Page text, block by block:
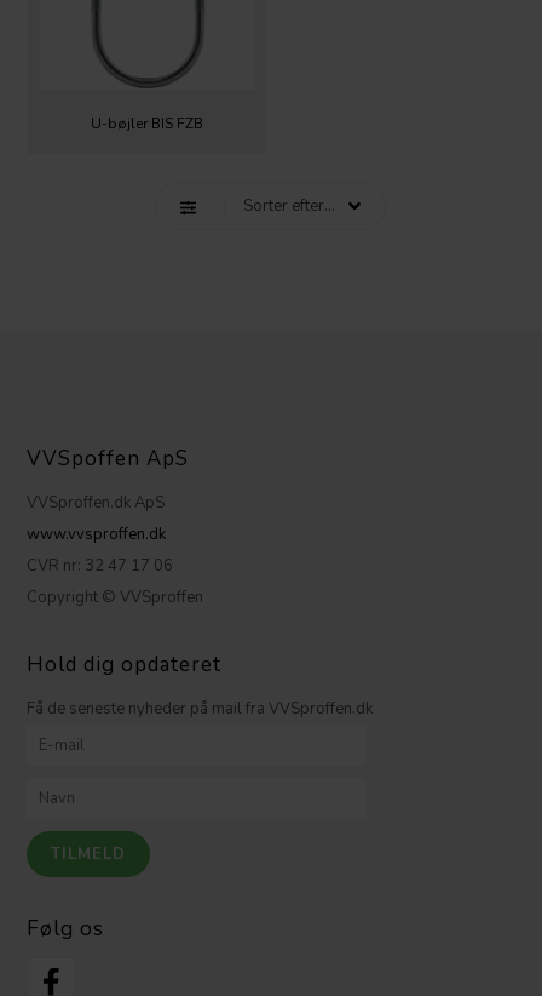
U-bøjler BIS FZB
VVSpoffen ApS
VVSproffen.dk ApS
www.vvsproffen.dk
CVR nr: 32 47 17 06
Copyright © VVSproffen
Hold dig opdateret
Få de seneste nyheder på mail fra VVSproffen.dk
Følg os